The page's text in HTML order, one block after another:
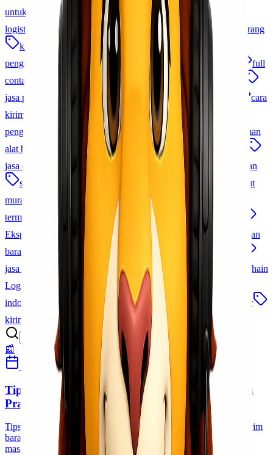
untuk bisnis
logistik proyek
Cargo Udara Indonesia
logistik b2b indonesia
jasa kirim perusahaan
distribusi barang
kirim barang lewat udara
jasa pengiriman udara
pengiriman barang elektronik
pengiriman via udara
full
container load
memilih jasa cargo
cek resi lionel express
jasa pengiriman domestik
tips kirim barang ke luar negeri
cara
kirim barang ke luar negeri
kirim barang ke luar negeri
pengiriman cargo udara
jasa pengiriman pakaian
pengiriman
alat berat
pengiriman sparepart
jasa pengiriman sparepart
jasa ekspedisi jakarta
cargo udara murah
promo pengiriman
surabaya makassar
trucking surabaya jakarta
cargo laut
murah
jakarta makassar jasa ekspedisi cargo
termurah
Cargo Cepat dan Aman
jasa pengiriman cepat
Ekspedisi Laut Udara
pengiriman alat kesehatan
pengiriman
barang besar
cargo antar pulau
jasa kirim barang murah
jasa logistik terpercaya
ekspedisi jakarta morowali
Cold Chain
Logistics
sla logistik logistik terintegrasi
jasa logistik
indonesia
empu bandara makassar
Lionel Cargo Makassar
kirim barang udara
paket udara tips pengiriman cargo
📰
12 Desember 2022
Habibah Auni
Tips Kiriman Ekpor Ke Luar Negeri Mudah Dan
Praktis
Tips Kiriman Ekpor Ke Luar Negeri Mudah Dan Praktis Mengirim
barang ke luar negeri atau kiriman ekpor di mata banyak orang
masih terkesan rumit dan memiliki banyak persyaratan. Namun